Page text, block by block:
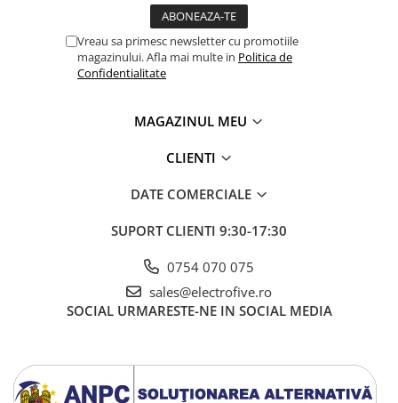
Cleme 2.5mm
Cleme 4mm
Intrerupator general
Convertor semnal si adaptor
Limitatoare de siguranta
Standard Heavy Duty
defectelor de arc electric AFDD+
Limitator de supratensiuni
Vreau sa primesc newsletter cu promotiile
magazinului. Afla mai multe in Politica de
Confidentialitate
MAGAZINUL MEU
CLIENTI
DATE COMERCIALE
SUPORT CLIENTI 9:30-17:30
0754 070 075
sales@electrofive.ro
SOCIAL URMARESTE-NE IN SOCIAL MEDIA